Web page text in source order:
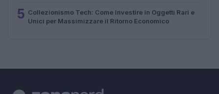
5 Collezionismo Tech: Come Investire in Oggetti Rari e
Unici per Massimizzare il Ritorno Economico